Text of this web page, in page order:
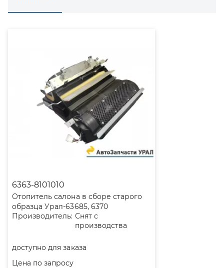
6363-8101010
Отопитель салона в сборе старого
образца Урал-63685, 6370
Производитель: Снят с
производства
доступно для заказа
Цена по запросу